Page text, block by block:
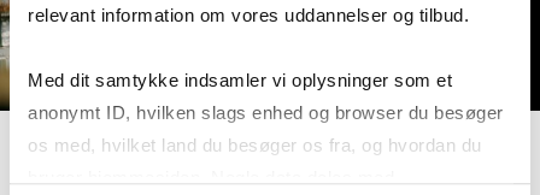
relevant information om vores uddannelser og tilbud.
Med dit samtykke indsamler vi oplysninger som et
anonymt ID, hvilken slags enhed og browser du besøger
os med, hvilket land du besøger os fra, og hvordan du